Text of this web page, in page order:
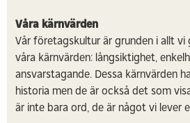
Våra kärnvärden
Vår företagskultur är grunden i allt vi
våra kärnvärden: långsiktighet,
ansvarstagande. Dessa kärnvärden
historia men de är också det som
är inte bara ord, de är något vi lever